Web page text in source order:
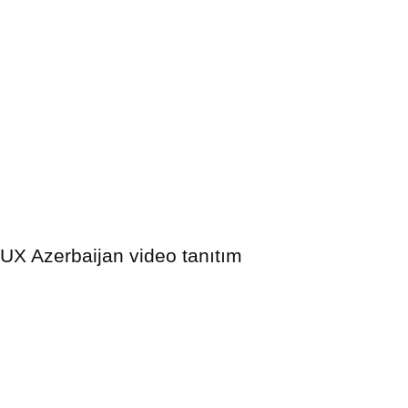
Azerbaijan video tanıtım